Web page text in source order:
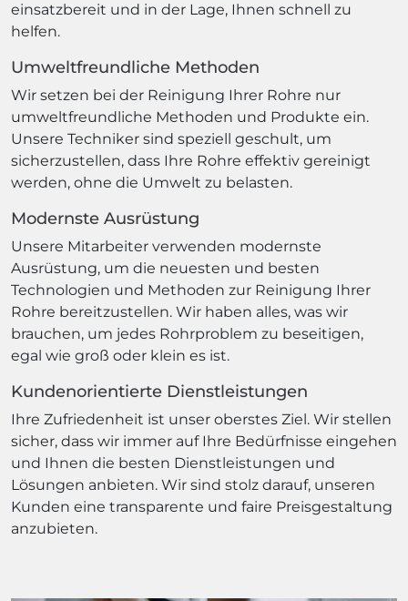
einsatzbereit und in der Lage, Ihnen schnell zu
helfen.
Umweltfreundliche Methoden
Wir setzen bei der Reinigung Ihrer Rohre nur
umweltfreundliche Methoden und Produkte ein.
Unsere Techniker sind speziell geschult, um
sicherzustellen, dass Ihre Rohre effektiv gereinigt
werden, ohne die Umwelt zu belasten.
Modernste Ausrüstung
Unsere Mitarbeiter verwenden modernste
Ausrüstung, um die neuesten und besten
Technologien und Methoden zur Reinigung Ihrer
Rohre bereitzustellen. Wir haben alles, was wir
brauchen, um jedes Rohrproblem zu beseitigen,
egal wie groß oder klein es ist.
Kundenorientierte Dienstleistungen
Ihre Zufriedenheit ist unser oberstes Ziel. Wir stellen
sicher, dass wir immer auf Ihre Bedürfnisse eingehen
und Ihnen die besten Dienstleistungen und
Lösungen anbieten. Wir sind stolz darauf, unseren
Kunden eine transparente und faire Preisgestaltung
anzubieten.